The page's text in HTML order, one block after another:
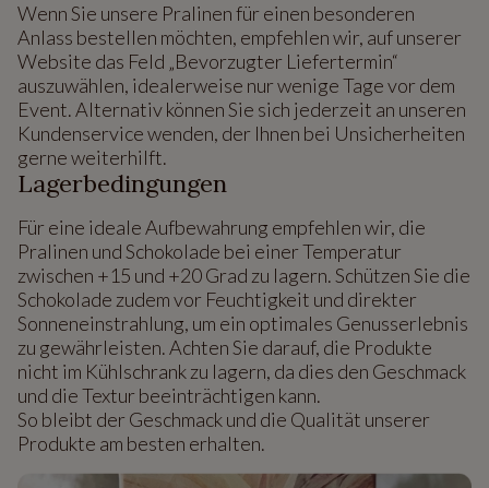
Wenn Sie unsere Pralinen für einen besonderen
Anlass bestellen möchten, empfehlen wir, auf unserer
Website das Feld „Bevorzugter Liefertermin“
auszuwählen, idealerweise nur wenige Tage vor dem
Event. Alternativ können Sie sich jederzeit an unseren
Kundenservice wenden, der Ihnen bei Unsicherheiten
gerne weiterhilft.
Lagerbedingungen
Für eine ideale Aufbewahrung empfehlen wir, die
Pralinen und Schokolade bei einer Temperatur
zwischen +15 und +20 Grad zu lagern. Schützen Sie die
Schokolade zudem vor Feuchtigkeit und direkter
Sonneneinstrahlung, um ein optimales Genusserlebnis
zu gewährleisten. Achten Sie darauf, die Produkte
nicht im Kühlschrank zu lagern, da dies den Geschmack
und die Textur beeinträchtigen kann.
So bleibt der Geschmack und die Qualität unserer
Produkte am besten erhalten.